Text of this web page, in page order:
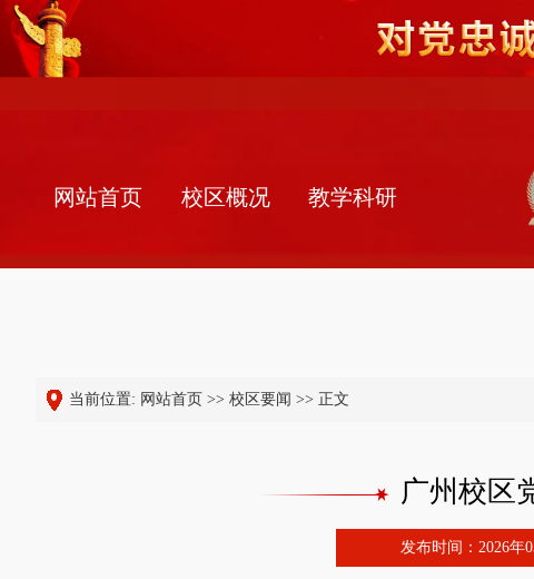
网站首页 校区概况 教学科研
当前位置: 网站首页 >> 校区要闻 >> 正文
广州校区
发布时间： 2026年